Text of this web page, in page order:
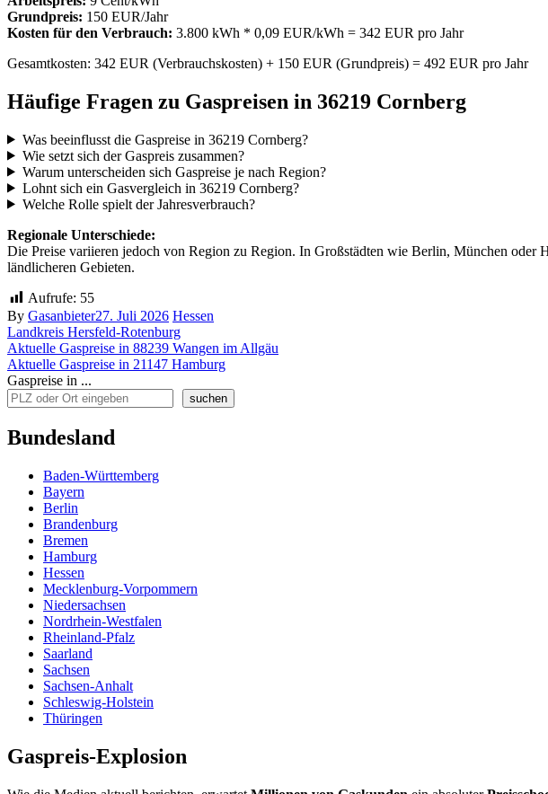
Grundpreis: 150 EUR/Jahr
Kosten für den Verbrauch: 3.800 kWh * 0,09 EUR/kWh = 342 EUR pro Jahr
Gesamtkosten: 342 EUR (Verbrauchskosten) + 150 EUR (Grundpreis) = 492 EUR pro Jahr
Häufige Fragen zu Gaspreisen in 36219 Cornberg
Was beeinflusst die Gaspreise in 36219 Cornberg?
Wie setzt sich der Gaspreis zusammen?
Warum unterscheiden sich Gaspreise je nach Region?
Lohnt sich ein Gasvergleich in 36219 Cornberg?
Welche Rolle spielt der Jahresverbrauch?
Regionale Unterschiede:
Die Preise variieren jedoch von Region zu Region. In Großstädten wie Berlin, München oder
ländlicheren Gebieten.
Aufrufe: 55
By Gasanbieter27. Juli 2026 Hessen
Landkreis Hersfeld-Rotenburg
Beitragsnavigation
Aktuelle Gaspreise in 88239 Wangen im Allgäu
Aktuelle Gaspreise in 21147 Hamburg
Gaspreise in ...
suchen
Bundesland
Baden-Württemberg
Bayern
Berlin
Brandenburg
Bremen
Hamburg
Hessen
Mecklenburg-Vorpommern
Niedersachsen
Nordrhein-Westfalen
Rheinland-Pfalz
Saarland
Sachsen
Sachsen-Anhalt
Schleswig-Holstein
Thüringen
Gaspreis-Explosion